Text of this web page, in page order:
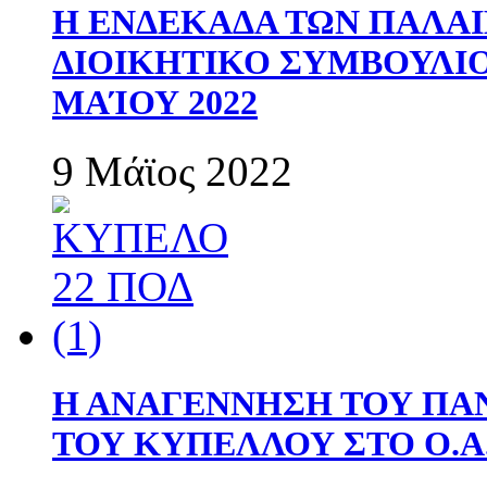
Η ΕΝΔΕΚΑΔΑ ΤΩΝ
ΔΙΟΙΚΗΤΙΚΟ
ΜΑΊΟΥ 2022
9 Μάϊος 2022
Η ΑΝΑΓΕΝΝΗΣΗ ΤΟΥ
ΤΟΥ ΚΥΠΕΛΛΟΥ ΣΤΟ